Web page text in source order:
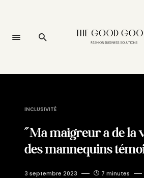
INCLUSIVITÉ
“Ma maigreur a de la
des mannequins
3 septembre 2023 7 minutes